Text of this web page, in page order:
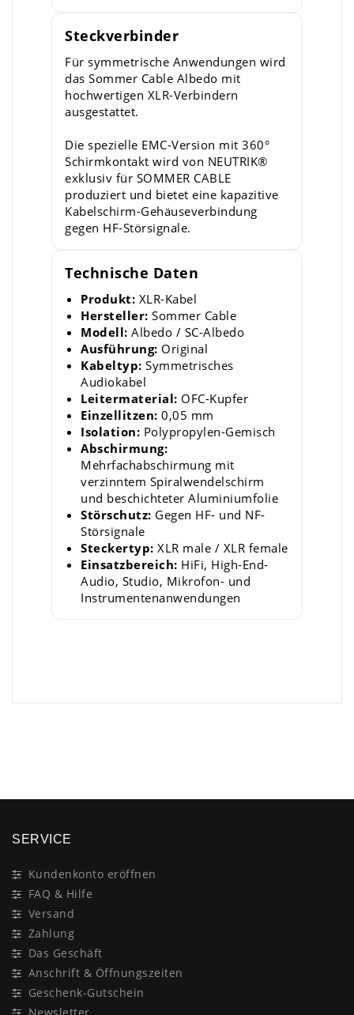
Steckverbinder
Für symmetrische Anwendungen wird
das Sommer Cable Albedo mit
hochwertigen XLR-Verbindern
ausgestattet.
Die spezielle EMC-Version mit 360°
Schirmkontakt wird von NEUTRIK®
exklusiv für SOMMER CABLE
produziert und bietet eine kapazitive
Kabelschirm-Gehäuseverbindung
gegen HF-Störsignale.
Technische Daten
Produkt: XLR-Kabel
Hersteller: Sommer Cable
Modell: Albedo / SC-Albedo
Ausführung: Original
Kabeltyp: Symmetrisches
Audiokabel
Leitermaterial: OFC-Kupfer
Einzellitzen: 0,05 mm
Isolation: Polypropylen-Gemisch
Abschirmung:
Mehrfachabschirmung mit
verzinntem Spiralwendelschirm
und beschichteter Aluminiumfolie
Störschutz: Gegen HF- und NF-
Störsignale
Steckertyp: XLR male / XLR female
Einsatzbereich: HiFi, High-End-
Audio, Studio, Mikrofon- und
Instrumentenanwendungen
SERVICE
Kundenkonto eröffnen
FAQ & Hilfe
Versand
Zahlung
Das Geschäft
Anschrift & Öffnungszeiten
Geschenk-Gutschein